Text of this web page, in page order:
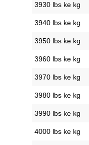
3930 lbs ke kg
3940 lbs ke kg
3950 lbs ke kg
3960 lbs ke kg
3970 lbs ke kg
3980 lbs ke kg
3990 lbs ke kg
4000 lbs ke kg